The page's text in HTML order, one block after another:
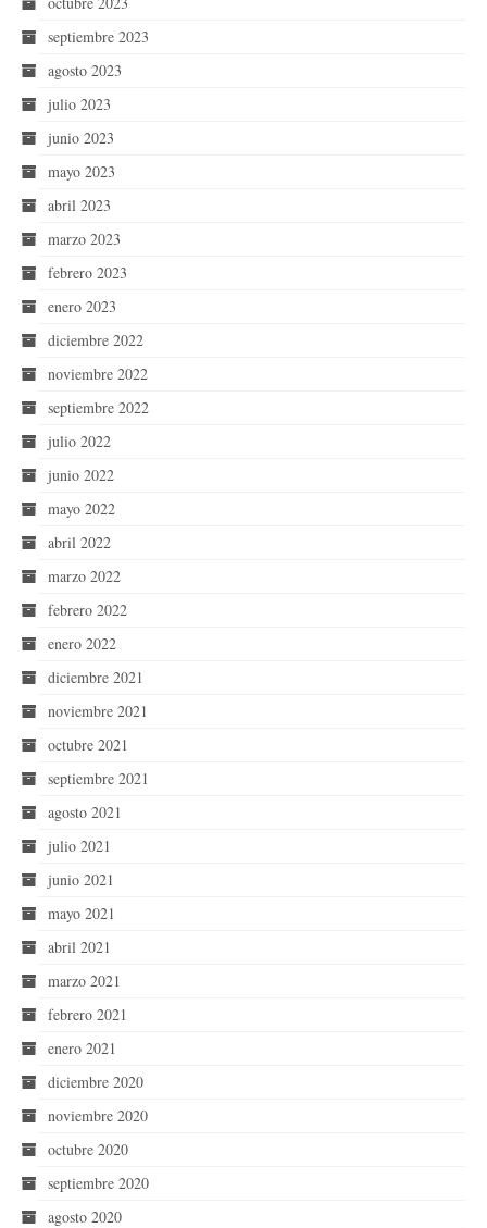
septiembre 2023
agosto 2023
julio 2023
junio 2023
mayo 2023
abril 2023
marzo 2023
febrero 2023
enero 2023
diciembre 2022
noviembre 2022
septiembre 2022
julio 2022
junio 2022
mayo 2022
abril 2022
marzo 2022
febrero 2022
enero 2022
diciembre 2021
noviembre 2021
octubre 2021
septiembre 2021
agosto 2021
julio 2021
junio 2021
mayo 2021
abril 2021
marzo 2021
febrero 2021
enero 2021
diciembre 2020
noviembre 2020
octubre 2020
septiembre 2020
agosto 2020